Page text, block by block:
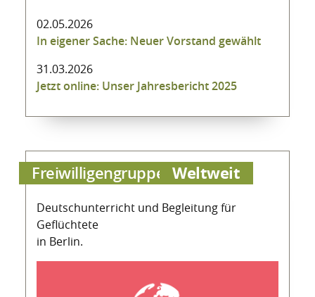
02.05.2026
In eigener Sache: Neuer Vorstand gewählt
31.03.2026
Jetzt online: Unser Jahresbericht 2025
Freiwilligengruppe Weltweit
Deutschunterricht und Begleitung für
Geflüchtete
in Berlin.